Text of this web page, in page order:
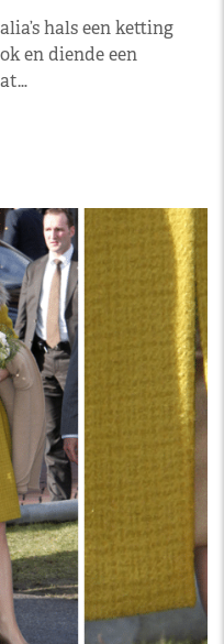
hals een ketting
en diende een